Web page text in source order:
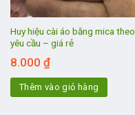
Huy hiệu cài áo bằng mica theo
yêu cầu – giá rẻ
8.000 ₫
Thêm vào giỏ hàng